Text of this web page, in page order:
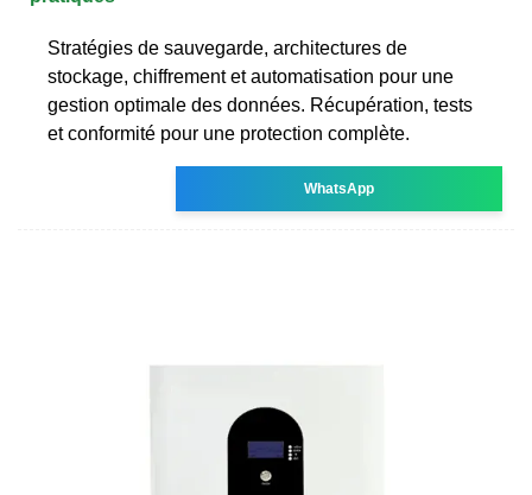
Stratégies de sauvegarde, architectures de
stockage, chiffrement et automatisation pour une
gestion optimale des données. Récupération, tests
et conformité pour une protection complète.
WhatsApp